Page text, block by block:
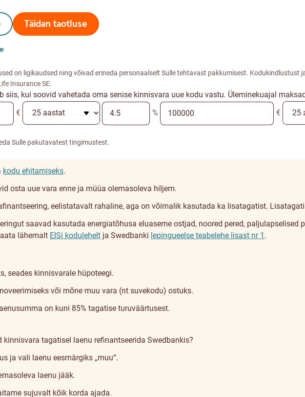
Täidan taotluse
on ligikaudsed ning võivad erineda personaalselt Sulle tehtavast pakkumisest. Kodukindlustust
Insurance SE.
siis, kui soovid vahetada oma senise kinnisvara uue kodu vastu. Üleminekuajal
€
% €
Sulle pakutavatest tingimustest.
kodu ehitamiseks.
osta uue vara enne ja müüa olemasoleva hiljem.
eelistatavalt rahaline, aga on võimalik kasutada ka lisatagatist.
saavad kasutada energiatõhusa eluaseme ostjad, noored pered, paljulapselised
lähemalt EISi kodulehelt ja Swedbanki lepingueelse teabelehe lisast nr 1 .
seades kinnisvarale hüpoteegi.
või mõne muu vara (nt suvekodu) ostuks.
on kuni 85% tagatise turuväärtusest.
tagatisel laenu refinantseerida Swedbankis?
ja vali laenu eesmärgiks „muu“.
laenu jääk.
sujuvalt kõik korda ajada.